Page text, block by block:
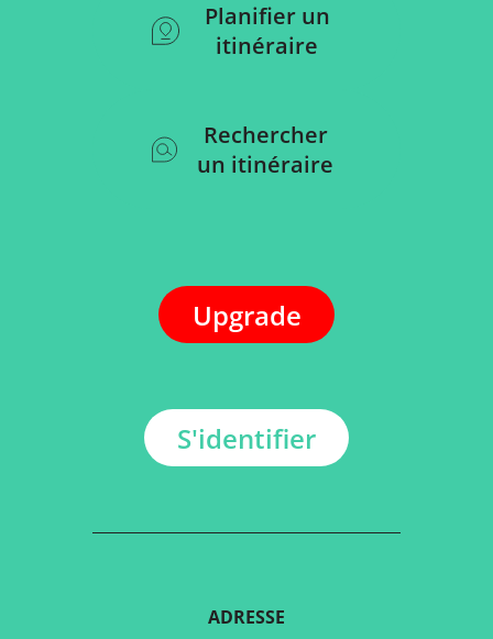
Planifier un
itinéraire
Rechercher
un itinéraire
Upgrade
S'identifier
ADRESSE